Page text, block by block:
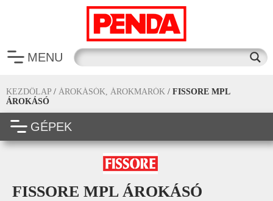
MENU
KEZDŐLAP / ÁROKÁSÓK, ÁROKMARÓK / FISSORE MPL
ÁROKÁSÓ
GÉPEK
FISSORE MPL ÁROKÁSÓ